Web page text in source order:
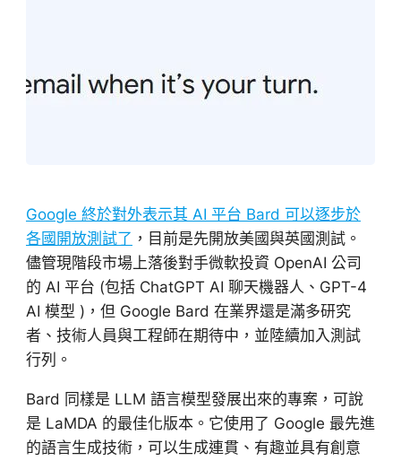
Google 終於對外表示其 AI 平台 Bard 可以逐步於
各國開放測試了 ，目前是先開放美國與英國測試。
儘管現階段市場上落後對手微軟投資 OpenAI 公司
的 AI 平台 (包括 ChatGPT AI 聊天機器人、GPT-4
AI 模型 )，但 Google Bard 在業界還是滿多研究
者、技術人員與工程師在期待中，並陸續加入測試
行列。
Bard 同樣是 LLM 語言模型發展出來的專案，可說
是 LaMDA 的最佳化版本。它使用了 Google 最先進
的語言生成技術，可以生成連貫、有趣並具有創意